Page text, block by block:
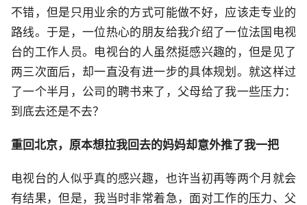
不错，但是只用业余的方式可能做不好，应该走专业的
路线。于是，一位热心的朋友给我介绍了一位法国电视
台的工作人员。电视台的人虽然挺感兴趣的，但是见了
两三次面后，却一直没有进一步的具体规划。就这样过
了一个半月，公司的聘书来了，父母给了我一些压力：
到底去还是不去？
重回北京，原本想拉我回去的妈妈却意外推了我一把
电视台的人似乎真的感兴趣，也许当初再等两个月就会
有结果，但是，我当时非常着急，面对工作的压力、父